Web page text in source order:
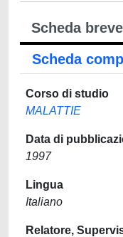
Scheda breve
Scheda
Corso di studio
MALATTIE
Data di
1997
Lingua
Italiano
Relatore,